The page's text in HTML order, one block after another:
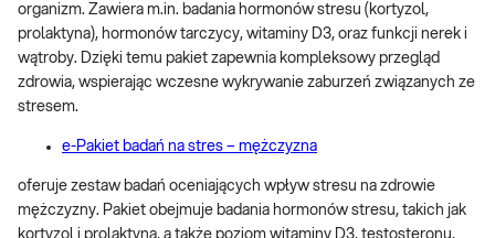
organizm. Zawiera m.in. badania hormonów stresu (kortyzol,
prolaktyna), hormonów tarczycy, witaminy D3, oraz funkcji nerek i
wątroby. Dzięki temu pakiet zapewnia kompleksowy przegląd
zdrowia, wspierając wczesne wykrywanie zaburzeń związanych ze
stresem.
e-Pakiet badań na stres – mężczyzna
oferuje zestaw badań oceniających wpływ stresu na zdrowie
mężczyzny. Pakiet obejmuje badania hormonów stresu, takich jak